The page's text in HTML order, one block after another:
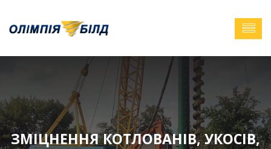
ЗМІЦНЕННЯ КОТЛОВАНІВ, УКОСІВ,